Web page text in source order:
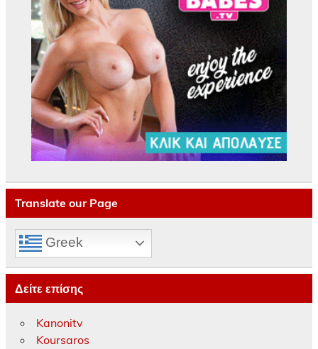
Translate our Page
Greek
Δείτε επίσης
Kanonitv
Koursaros